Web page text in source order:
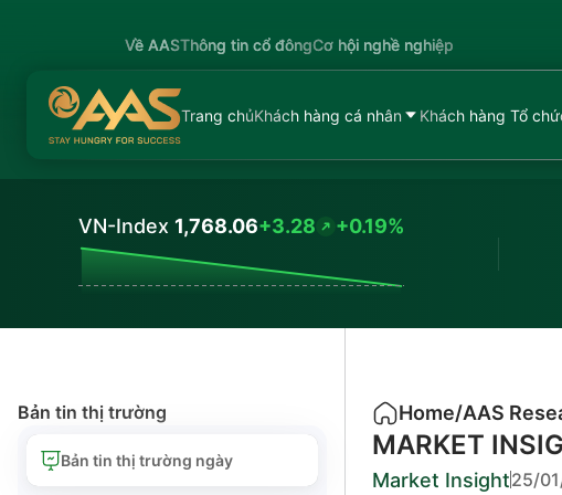
Về AASThông tin cổ đôngCơ hội nghề nghiệp
Trang chủKhách hàng cá nhân Khách hàng Tổ
VN-Index 1,768.06+3.28 +0.19%
Bản tin thị trường
Bản tin thị trường ngày
Home/AAS
MARKET
Market Insight25/